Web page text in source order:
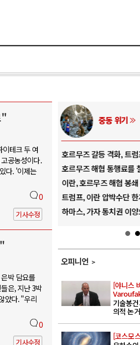
"
이테크 두 여
공농성이다.
다. '이제는
0
기사수정
박 담요를
은, 지난 3박
았다. "우리
0
기사수정
의 역..
시아..
공..
…민간 ..
중동 위기
호르무즈 갈등 격화, 트
호르무즈 해협 통행료를
이란, 호르무즈 해협 봉
트럼프, 이란 압박수단
하마스, 가자 통치권 이
오피니언
[야니스
기술봉
의적 논거
[코스모